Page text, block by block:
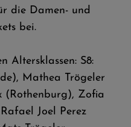
die Damen- und
bei.
Altersklassen: S8:
Mathea Trögeler
(Rothenburg), Zofia
Joel Perez